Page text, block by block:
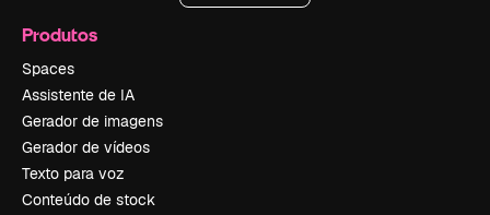
Produtos
Spaces
Assistente de IA
Gerador de imagens
Gerador de vídeos
Texto para voz
Conteúdo de stock